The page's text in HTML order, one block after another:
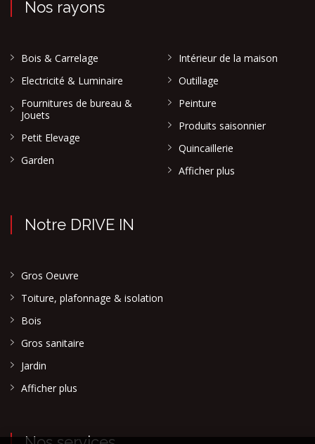
Nos rayons
Bois & Carrelage
Electricité & Luminaire
Fournitures de bureau &
Jouets
Petit Elevage
Garden
Intérieur de la maison
Outillage
Peinture
Produits saisonnier
Quincaillerie
Afficher plus
Notre DRIVE IN
Gros Oeuvre
Toiture, plafonnage & isolation
Bois
Gros sanitaire
Jardin
Afficher plus